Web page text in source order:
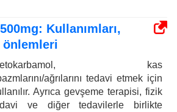
Kullanımları,
önlemleri
kas
ağrılarını tedavi etmek için
Ayrıca gevşeme terapisi, fizik
ve diğer tedavilerle birlikte